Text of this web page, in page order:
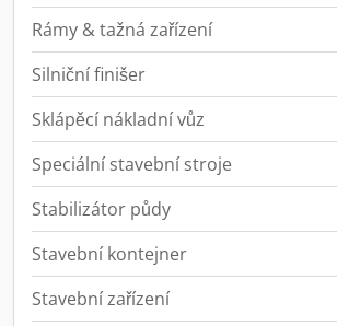
Rámy & tažná zařízení
Silniční finišer
Sklápěcí nákladní vůz
Speciální stavební stroje
Stabilizátor půdy
Stavební kontejner
Stavební zařízení